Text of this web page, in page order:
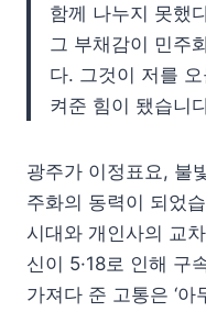
함께 나누지 못했
그 부채감이 민주
다. 그것이 저를
켜준 힘이 됐습니
광주가 이정표요, 불
주화의 동력이 되었
시대와 개인사의 교
신이 5·18로 인해 구
가져다 준 고통은 ‘아